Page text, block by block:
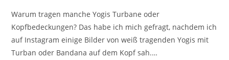
Warum tragen manche Yogis Turbane oder
Kopfbedeckungen? Das habe ich mich gefragt, nachdem ich
auf Instagram einige Bilder von weiß tragenden Yogis mit
Turban oder Bandana auf dem Kopf sah.…